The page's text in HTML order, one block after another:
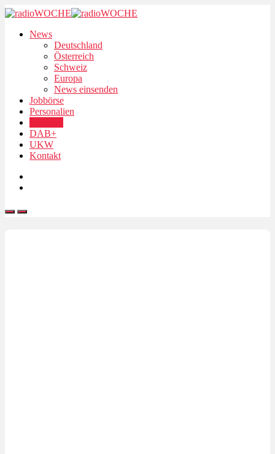
News
Deutschland
Österreich
Schweiz
Europa
News einsenden
Jobbörse
Personalien
DAB+
UKW
Kontakt